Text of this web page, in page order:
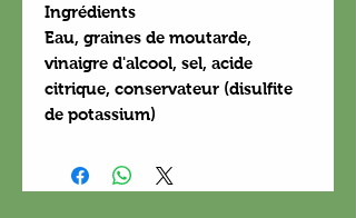
Ingrédients
Eau, graines de moutarde,
vinaigre d'alcool, sel, acide
citrique, conservateur (disulfite
de potassium)